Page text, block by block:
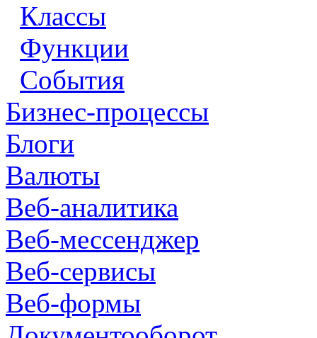
Классы
Функции
События
Бизнес-процессы
Блоги
Валюты
Веб-аналитика
Веб-мессенджер
Веб-сервисы
Веб-формы